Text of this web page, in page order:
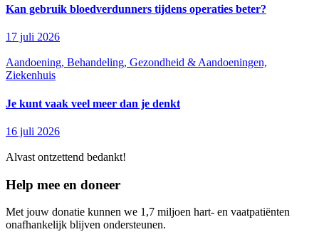
Kan gebruik bloedverdunners tijdens operaties beter?
17 juli 2026
Aandoening, Behandeling, Gezondheid & Aandoeningen,
Ziekenhuis
Je kunt vaak veel meer dan je denkt
16 juli 2026
Alvast ontzettend bedankt!
Help mee en doneer
Met jouw donatie kunnen we 1,7 miljoen hart- en vaatpatiënten
onafhankelijk blijven ondersteunen.